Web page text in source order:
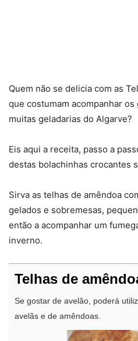
Quem não se delicia com as
que costumam acompanhar
muitas geladarias do Algarve?
Eis aqui a receita, passo a
destas bolachinhas crocantes
Sirva as telhas de amêndoa
gelados e sobremesas,
então a acompanhar um
inverno.
Telhas de
Se gostar de avelão, poderá
avelãs e de amêndoas.